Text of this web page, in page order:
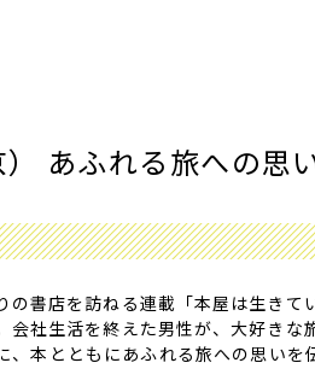
あふれる旅への思
書店を訪ねる連載「本屋は生きて
会社生活を終えた男性が、大好き
、本とともにあふれる旅への思いを